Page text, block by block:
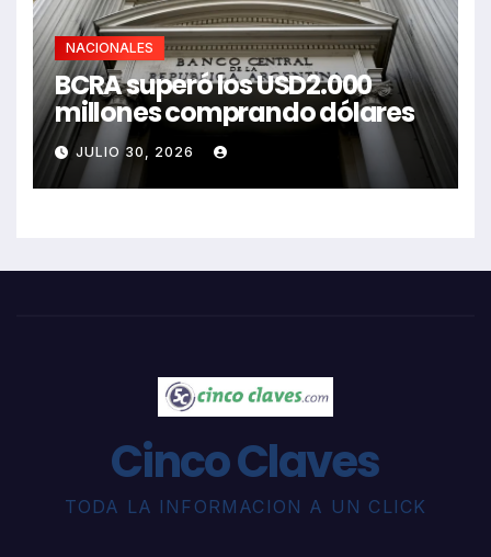
NACIONALES
BCRA superó los USD2.000
millones comprando dólares
JULIO 30, 2026
Cinco Claves
TODA LA INFORMACION A UN CLICK